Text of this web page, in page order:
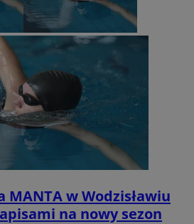
MANTA w Wodzisławiu
na nowy sezon